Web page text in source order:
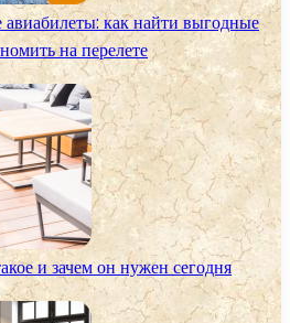
как найти выгодные
на перелете
и зачем он нужен сегодня